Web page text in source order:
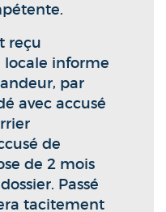
reçu
locale informe
par
avec accusé
de
de 2 mois
Passé
tacitement